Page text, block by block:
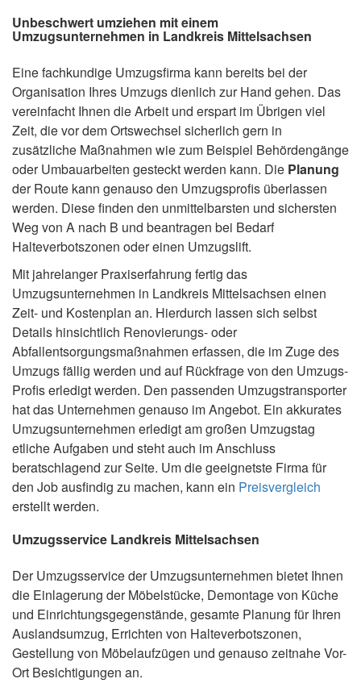
Unbeschwert umziehen mit einem
Umzugsunternehmen in Landkreis Mittelsachsen
Eine fachkundige Umzugsfirma kann bereits bei der
Organisation Ihres Umzugs dienlich zur Hand gehen. Das
vereinfacht Ihnen die Arbeit und erspart im Übrigen viel
Zeit, die vor dem Ortswechsel sicherlich gern in
zusätzliche Maßnahmen wie zum Beispiel Behördengänge
oder Umbauarbeiten gesteckt werden kann. Die Planung
der Route kann genauso den Umzugsprofis überlassen
werden. Diese finden den unmittelbarsten und sichersten
Weg von A nach B und beantragen bei Bedarf
Halteverbotszonen oder einen Umzugslift.
Mit jahrelanger Praxiserfahrung fertig das
Umzugsunternehmen in Landkreis Mittelsachsen einen
Zeit- und Kostenplan an. Hierdurch lassen sich selbst
Details hinsichtlich Renovierungs- oder
Abfallentsorgungsmaßnahmen erfassen, die im Zuge des
Umzugs fällig werden und auf Rückfrage von den Umzugs-
Profis erledigt werden. Den passenden Umzugstransporter
hat das Unternehmen genauso im Angebot. Ein akkurates
Umzugsunternehmen erledigt am großen Umzugstag
etliche Aufgaben und steht auch im Anschluss
beratschlagend zur Seite. Um die geeignetste Firma für
den Job ausfindig zu machen, kann ein Preisvergleich
erstellt werden.
Umzugsservice Landkreis Mittelsachsen
Der Umzugsservice der Umzugsunternehmen bietet Ihnen
die Einlagerung der Möbelstücke, Demontage von Küche
und Einrichtungsgegenstände, gesamte Planung für Ihren
Auslandsumzug, Errichten von Halteverbotszonen,
Gestellung von Möbelaufzügen und genauso zeitnahe Vor-
Ort Besichtigungen an.